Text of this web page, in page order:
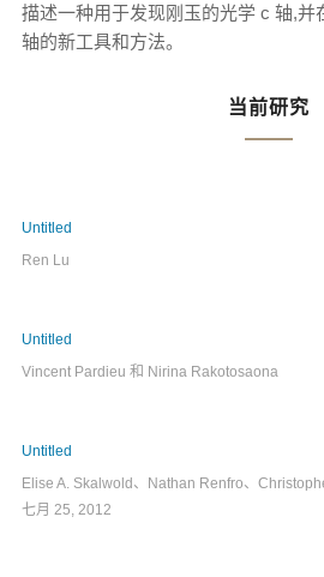
描述一种用于发现刚玉的光学 c 轴,并
轴的新工具和方法。
当前研究
Untitled
Ren Lu
Untitled
Vincent Pardieu 和 Nirina Rakotosaona
Untitled
Elise A. Skalwold、Nathan Renfro、
七月 25, 2012